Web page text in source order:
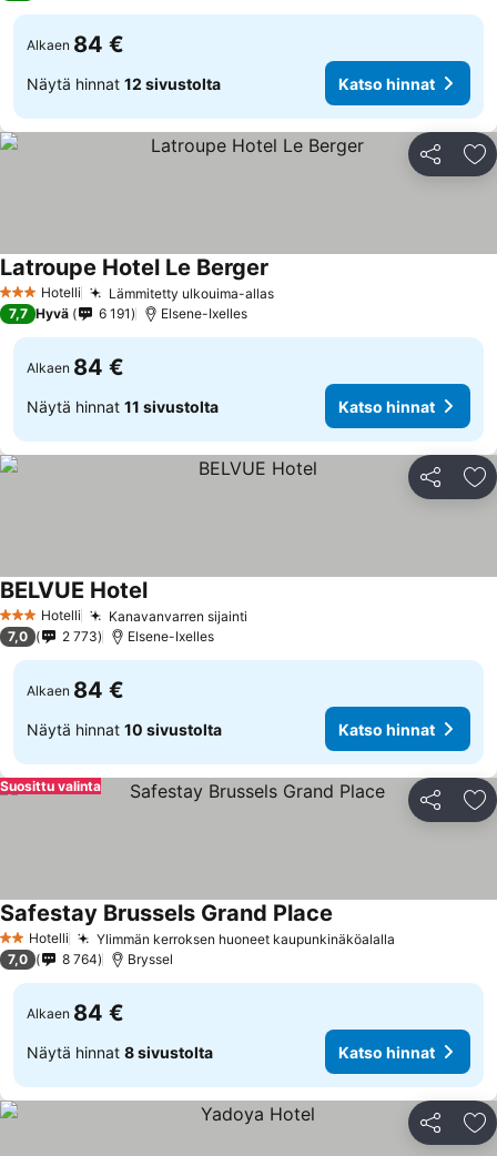
Alkaen 84 €
Näytä hinnat 12 sivustolta Katso hinnat
Jaa
3 Tähtiluokitus
Hotelli Lämmitetty ulkouima-allasKatso hinnat
Latroupe Hotel Le Berger
7,7 Hyvä 6 191 Elsene-Ixelles
Alkaen 84 €
Näytä hinnat 11 sivustolta Katso hinnat
Jaa
3 Tähtiluokitus
Hotelli Kanavanvarren sijainti
BELVUE HotelKatso hinnat
7,0 2 773 Elsene-Ixelles
Alkaen 84 €
Näytä hinnat 10 sivustolta Katso hinnat
Jaa
Suosittu valinta
2 Tähtiluokitus
Hotelli Ylimmän kerroksen huoneet kaupunkinäköalalla
Safestay Brussels Grand Place
7,0 8 764 Bryssel
Alkaen 84 €
Näytä hinnat 8 sivustolta Katso hinnat
Jaa